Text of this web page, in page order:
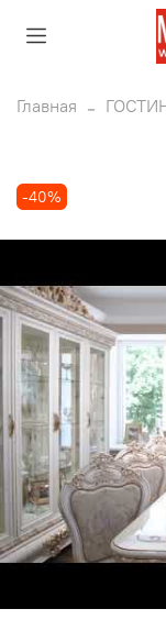
Главная
-40%